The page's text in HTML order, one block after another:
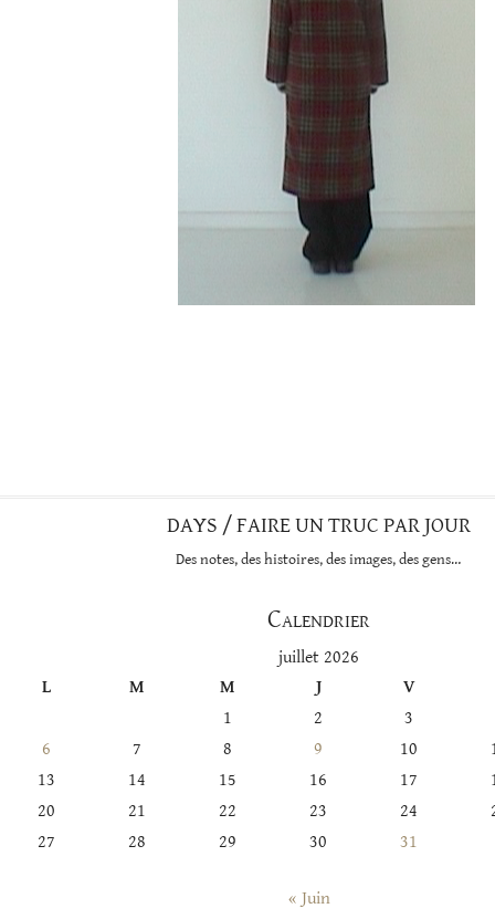
DAYS / FAIRE UN TRUC PAR JOUR
Des notes, des histoires, des images, des gens…
Calendrier
juillet 2026
L
M M J
V
1
2
3
6
7 8 9 10
13
14 15 16 17
20
21 22 23 24
27
28 29 30 31
« Juin